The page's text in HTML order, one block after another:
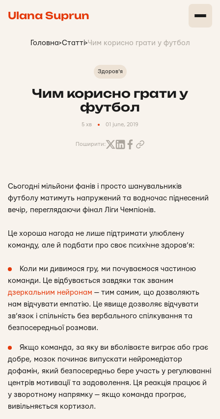
Ulana Suprun
Головна>Статті>Чим корисно грати у футбол
Здоров'я
Чим корисно грати у
футбол
5 хв 01 june, 2019
Поширити:
Сьогодні мільйони фанів і просто шанувальників
футболу матимуть напружений та водночас піднесений
вечір, переглядаючи фінал Ліги Чемпіонів.
Це хороша нагода не лише підтримати улюблену
команду, але й подбати про своє психічне здоров’я:
Коли ми дивимося гру, ми почуваємося частиною
команди. Це відбувається завдяки так званим
дзеркальним нейронам — тим самим, що дозволяють
нам відчувати емпатію. Це явище дозволяє відчувати
зв’язок і спільність без вербального спілкування та
безпосередньої розмови.
Якщо команда, за яку ви вболіваєте виграє або грає
добре, мозок починає випускати нейромедіатор
дофамін, який безпосередньо бере участь у регулюванні
центрів мотивації та задоволення. Ця реакція працює й
у зворотному напрямку — якщо команда програє,
вивільняється кортизол.